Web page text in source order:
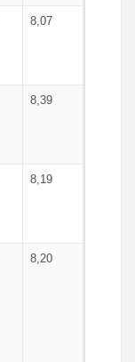
8,07
8,39
8,19
8,20